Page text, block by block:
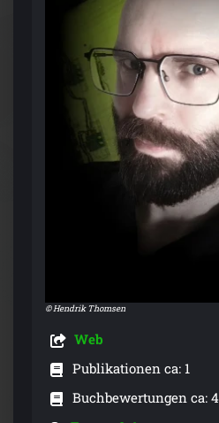
© Hendrik Thomsen
Web
Publikationen ca: 1
Buchbewertungen ca: 4